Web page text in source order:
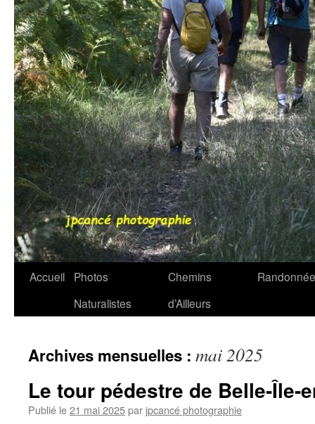
Accueil
Photos
Naturalistes
Chemins
d’Ailleurs
Archives mensuelles : mai 2025
Le tour pédestre de Belle-Île-
Publié le21 mai 2025par jpcancé photographie